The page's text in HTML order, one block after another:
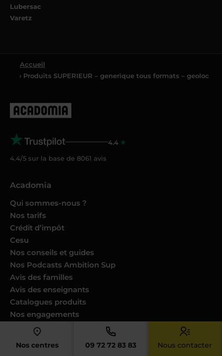
Nos centres 09 72 72 83 83 Nous contacter
Lubersac
Varetz
Accueil
› Produits SUPERIEUR – generique tous formats – geoloc
4.4
4.4/5 sur la base de 8061 avis
Acadomia
Qui sommes-nous ?
Nos tarifs
Crédit d’impôt
Cesu
Nos conseils et guides
Nos Podcasts Ambition Sup
Avis des familles
Avis des enseignants
Catalogues produits
Nos engagements
Nous joindre
Devenir enseignant